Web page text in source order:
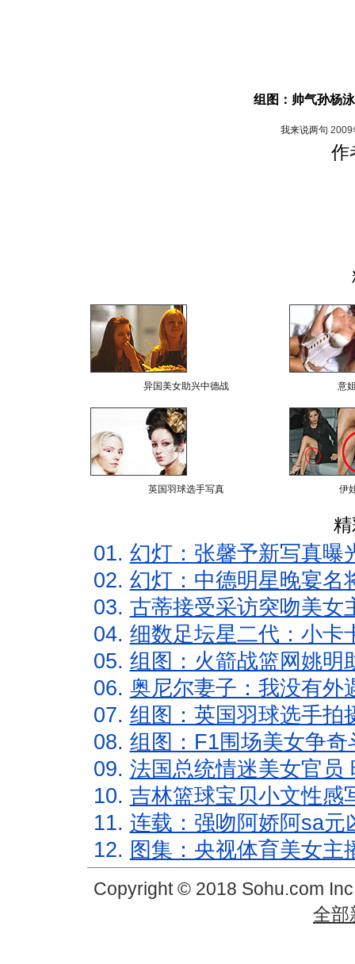
组图：帅气孙杨
我来说两句 2009
作
异国美女助兴中德战 意
英国羽球选手写真 伊
01. 幻灯：张馨予新写真曝
02. 幻灯：中德明星晚宴名
03. 古蒂接受采访突吻美女
04. 细数足坛星二代：小卡
05. 组图：火箭战篮网姚明
06. 奥尼尔妻子：我没有外
07. 组图：英国羽球选手拍
08. 组图：F1围场美女争
09. 法国总统情迷美女官员
10. 吉林篮球宝贝小文性感
11. 连载：强吻阿娇阿sa元
12. 图集：央视体育美女主
Copyright © 2018 Sohu.com
全部